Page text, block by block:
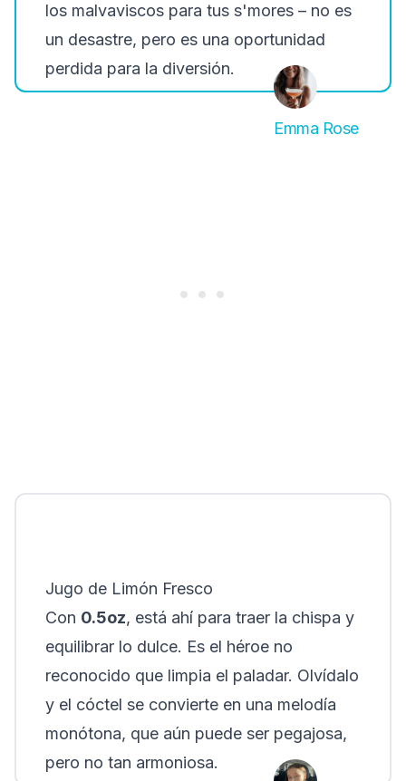
los malvaviscos para tus s'mores – no es
un desastre, pero es una oportunidad
perdida para la diversión.
Emma Rose
Jugo de Limón Fresco
Con 0.5oz, está ahí para traer la chispa y
equilibrar lo dulce. Es el héroe no
reconocido que limpia el paladar. Olvídalo
y el cóctel se convierte en una melodía
monótona, que aún puede ser pegajosa,
pero no tan armoniosa.